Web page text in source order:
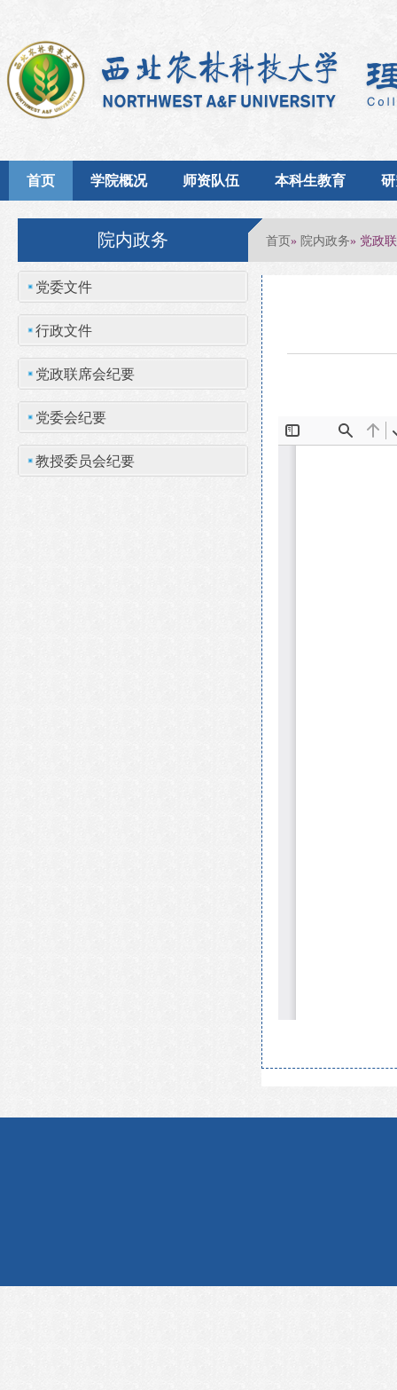
首页 学院概况 师资队伍 本科生教育
院内政务 首页» 院内政务» 党政
党委文件
行政文件
党政联席会纪要
党委会纪要
教授委员会纪要